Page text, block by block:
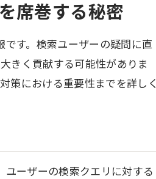
席巻する秘密
す。検索ユーザーの疑問に直
きく貢献する可能性がありま
策における重要性までを詳しく
ーザーの検索クエリに対する